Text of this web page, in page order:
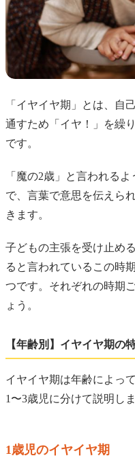
「イヤイヤ期」とは、自
通すため「イヤ！」を繰
です。
「魔の2歳」と言われる
で、言葉で意思を伝えら
きます。
子どもの主張を受け止め
ると言われているこの時
つです。それぞれの時期
ょう。
【年齢別】イヤイヤ期の
イヤイヤ期は年齢によっ
1〜3歳児に分けて説明しま
1歳児のイヤイヤ期